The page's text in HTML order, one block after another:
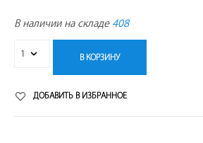
В наличии на складе 408
В КОРЗИНУ
ДОБАВИТЬ В ИЗБРАННОЕ